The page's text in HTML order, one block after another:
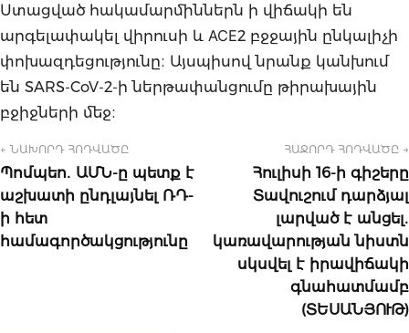
Ստացված հակամարմիններն ի վիճակի են
արգելափակել վիրուսի և АСЕ2 բջջային ընկալիչի
փոխազդեցությունը։ Այսպիսով նրանք կանխում
են SARS-CoV-2-ի ներթափանցումը թիրախային
բջիջների մեջ։
← ՆԱԽՈՐԴ ՀՈԴՎԱԾԸ
Պոմպեո․ ԱՄՆ-ը պետք է
աշխատի ընդլայնել ՌԴ-
ի հետ
համագործակցությունը
ՀԱՋՈՐԴ ՀՈԴՎԱԾԸ →
Հուլիսի 16-ի գիշերը
Տավուշում դարձյալ
լարված է անցել․
կառավարության նիստն
սկսվել է իրավիճակի
գնահատմամբ
(ՏԵՍԱՆՅՈՒԹ)